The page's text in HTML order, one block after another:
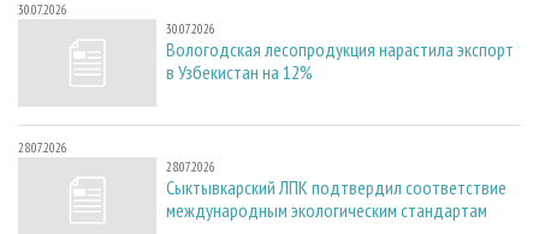
30.07.2026
30.07.2026
Вологодская лесопродукция нарастила экспорт
в Узбекистан на 12%
28.07.2026
28.07.2026
Сыктывкарский ЛПК подтвердил соответствие
международным экологическим стандартам